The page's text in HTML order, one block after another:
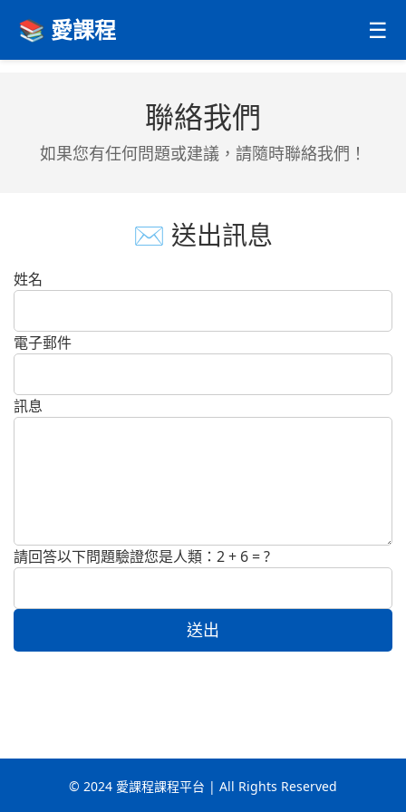
📚 愛課程 ☰
聯絡我們
如果您有任何問題或建議，請隨時聯絡我們！
✉️ 送出訊息
姓名
電子郵件
訊息
請回答以下問題驗證您是人類：2 + 6 = ?
送出
© 2024 愛課程課程平台 | All Rights Reserved